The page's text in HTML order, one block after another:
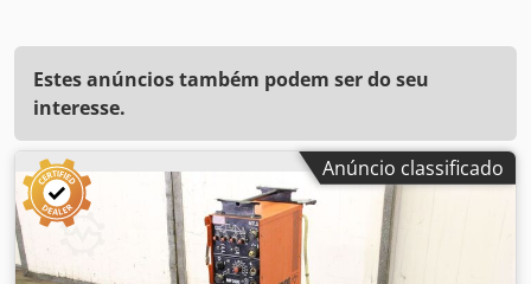
Estes anúncios também podem ser do seu
interesse.
Anúncio classificado